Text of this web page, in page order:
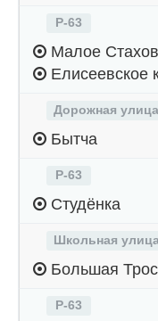
Р-63
Малое
Елисеевское
Дорожная улица
Бытча
Р-63
Студёнка
Школьная улица
Большая
Р-63